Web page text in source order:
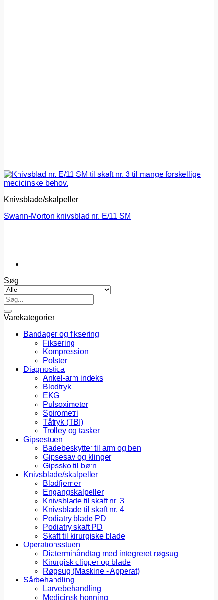
Knivsblade/skalpeller
Swann-Morton knivsblad nr. E/11 SM
Søg
Søg
efter:
Varekategorier
Bandager og fiksering
Fiksering
Kompression
Polster
Diagnostica
Ankel-arm indeks
Blodtryk
EKG
Pulsoximeter
Spirometri
Tåtryk (TBI)
Trolley og tasker
Gipsestuen
Badebeskytter til arm og ben
Gipsesav og klinger
Gipssko til børn
Knivsblade/skalpeller
Bladfjerner
Engangskalpeller
Knivsblade til skaft nr. 3
Knivsblade til skaft nr. 4
Podiatry blade PD
Podiatry skaft PD
Skaft til kirurgiske blade
Operationsstuen
Diatermihåndtag med integreret røgsug
Kirurgisk clipper og blade
Røgsug (Maskine - Apperat)
Sårbehandling
Larvebehandling
Medicinsk honning